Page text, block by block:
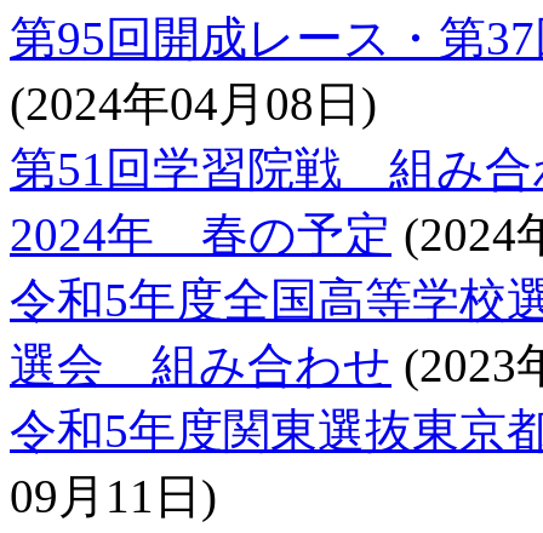
第95回開成レース・第
(2024年04月08日)
第51回学習院戦 組み合
2024年 春の予定 (2024
令和5年度全国高等学校
選会 組み合わせ (2023
令和5年度関東選抜東
09月11日)